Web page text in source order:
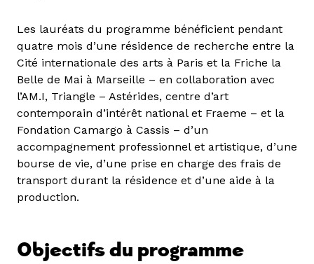
Les lauréats du programme bénéficient pendant
quatre mois d’une résidence de recherche entre la
Cité internationale des arts à Paris et la Friche la
Belle de Mai à Marseille – en collaboration avec
l’AM.I, Triangle – Astérides, centre d’art
contemporain d’intérêt national et Fraeme – et la
Fondation Camargo à Cassis – d’un
accompagnement professionnel et artistique, d’une
bourse de vie, d’une prise en charge des frais de
transport durant la résidence et d’une aide à la
production.
Objectifs du programme